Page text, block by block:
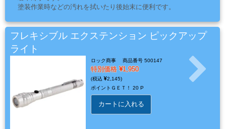
用
資
材・
安
全
塗装作業時などの汚れを拭いたり後始末に便利です。
フレキシブル エクステンション ピックアップ
ライト
ロック商事 商品番号 500147
特別価格 1,950
2,145
ポイントＧＥＴ！ 20 P
カートに入れる